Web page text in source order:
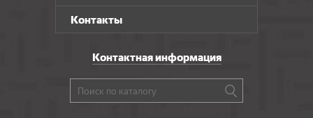
Контакты
Контактная информация